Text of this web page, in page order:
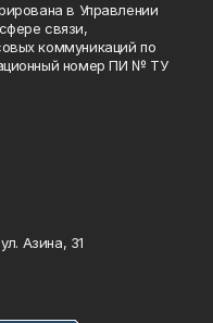
в Управлении
связи,
коммуникаций по
номер ПИ № ТУ
Азина, 31